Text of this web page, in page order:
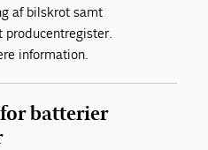
af bilskrot samt
information.
batterier